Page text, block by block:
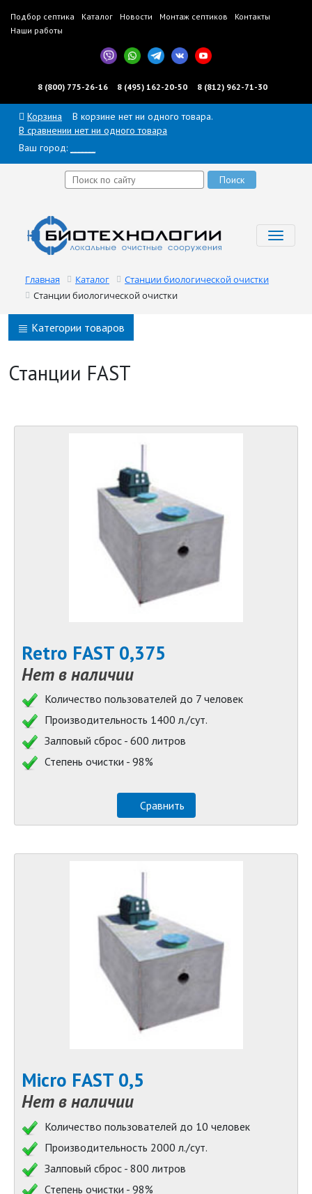
Подбор септика Каталог Новости Монтаж септиков
Контакты
Наши работы
8 (800) 775-26-16 8 (495) 162-20-50 8 (812) 962-71-30
Корзина
В корзине нет ни одного товара.
В сравнении нет ни одного товара
Ваш город:
Главная Каталог
Станции биологической очистки
Станции биологической очистки
Категории товаров
Станции FAST
Retro FAST 0,375
Нет в наличии
Количество пользователей до 7 человек
Производительность 1400 л./сут.
Залповый сброс - 600 литров
Степень очистки - 98%
Сравнить
Micro FAST 0,5
Нет в наличии
Количество пользователей до 10 человек
Производительность 2000 л./сут.
Залповый сброс - 800 литров
Степень очистки - 98%